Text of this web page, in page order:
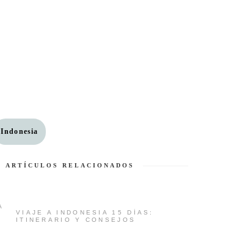
Indonesia
ARTÍCULOS RELACIONADOS
VIAJE A INDONESIA 15 DÍAS:
ITINERARIO Y CONSEJOS